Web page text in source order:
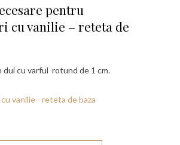
pentru
cu vanilie – reteta de
dui cu varful rotund de 1 cm.